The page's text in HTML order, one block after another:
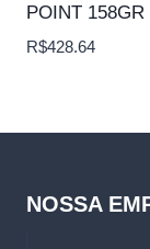
POINT
R$428.64
NOSSA